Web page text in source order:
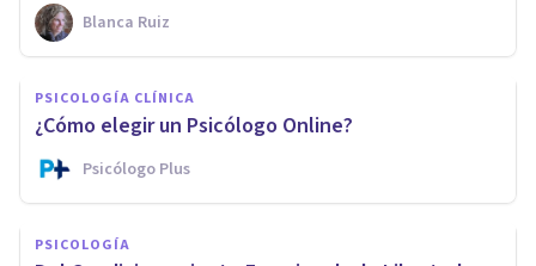
Blanca Ruiz
PSICOLOGÍA CLÍNICA
¿Cómo elegir un Psicólogo Online?
Psicólogo Plus
PSICOLOGÍA